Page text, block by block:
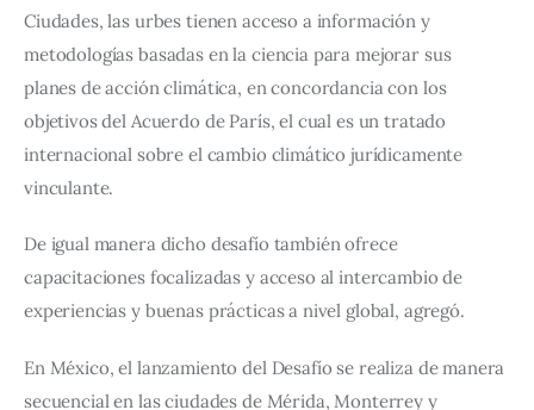
Ciudades, las urbes tienen acceso a información y
metodologías basadas en la ciencia para mejorar sus
planes de acción climática, en concordancia con los
objetivos del Acuerdo de París, el cual es un tratado
internacional sobre el cambio climático jurídicamente
vinculante.
De igual manera dicho desafío también ofrece
capacitaciones focalizadas y acceso al intercambio de
experiencias y buenas prácticas a nivel global, agregó.
En México, el lanzamiento del Desafío se realiza de manera
secuencial en las ciudades de Mérida, Monterrey y